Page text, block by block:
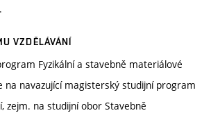
VZDĚLÁVÁNÍ
Fyzikální a stavebně materiálové
na navazující magisterský studijní program
zejm. na studijní obor Stavebně